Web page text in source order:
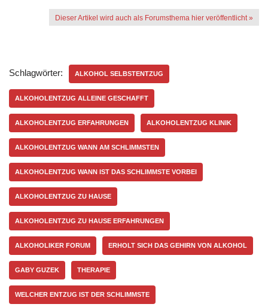
Dieser Artikel wird auch als Forumsthema hier veröffentlicht »
Schlagwörter: ALKOHOL SELBSTENTZUG
ALKOHOLENTZUG ALLEINE GESCHAFFT
ALKOHOLENTZUG ERFAHRUNGEN ALKOHOLENTZUG KLINIK
ALKOHOLENTZUG WANN AM SCHLIMMSTEN
ALKOHOLENTZUG WANN IST DAS SCHLIMMSTE VORBEI
ALKOHOLENTZUG ZU HAUSE
ALKOHOLENTZUG ZU HAUSE ERFAHRUNGEN
ALKOHOLIKER FORUM ERHOLT SICH DAS GEHIRN VON ALKOHOL
GABY GUZEK THERAPIE
WELCHER ENTZUG IST DER SCHLIMMSTE